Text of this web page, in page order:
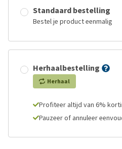
Standaard bestelling
Bestel je product eenmalig
Herhaalbestelling
Herhaal
Profiteer altijd van 6%
Pauzeer of annuleer